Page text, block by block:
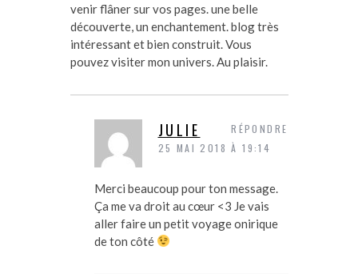
venir flâner sur vos pages. une belle
découverte, un enchantement. blog très
intéressant et bien construit. Vous
pouvez visiter mon univers. Au plaisir.
JULIE
25 MAI 2018 À 19:14
Merci beaucoup pour ton message.
Ça me va droit au cœur <3 Je vais
aller faire un petit voyage onirique
de ton côté
RÉPONDRE